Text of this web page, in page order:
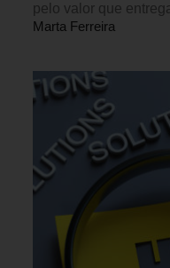
pelo valor que
Marta Ferreira